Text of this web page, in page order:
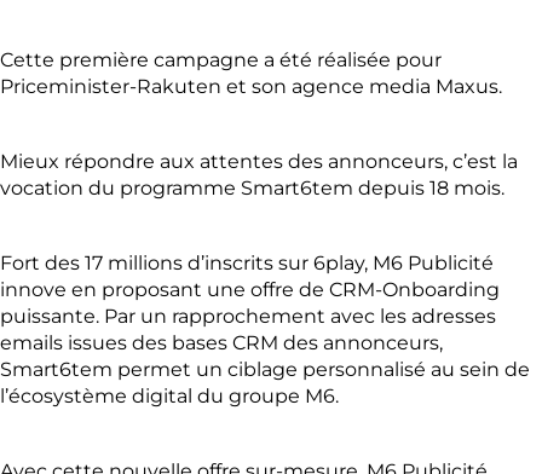
Cette première campagne a été réalisée pour
Priceminister-Rakuten et son agence media Maxus.
Mieux répondre aux attentes des annonceurs, c’est la
vocation du programme Smart6tem depuis 18 mois.
Fort des 17 millions d’inscrits sur 6play, M6 Publicité
innove en proposant une offre de CRM-Onboarding
puissante. Par un rapprochement avec les adresses
emails issues des bases CRM des annonceurs,
Smart6tem permet un ciblage personnalisé au sein de
l’écosystème digital du groupe M6.